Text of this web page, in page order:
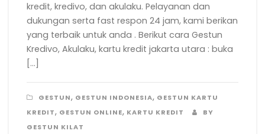
kredit, kredivo, dan akulaku. Pelayanan dan
dukungan serta fast respon 24 jam, kami berikan
yang terbaik untuk anda . Berikut cara Gestun
Kredivo, Akulaku, kartu kredit jakarta utara : buka
[…]
GESTUN, GESTUN INDONESIA, GESTUN KARTU
KREDIT, GESTUN ONLINE, KARTU KREDIT
BY
GESTUN KILAT